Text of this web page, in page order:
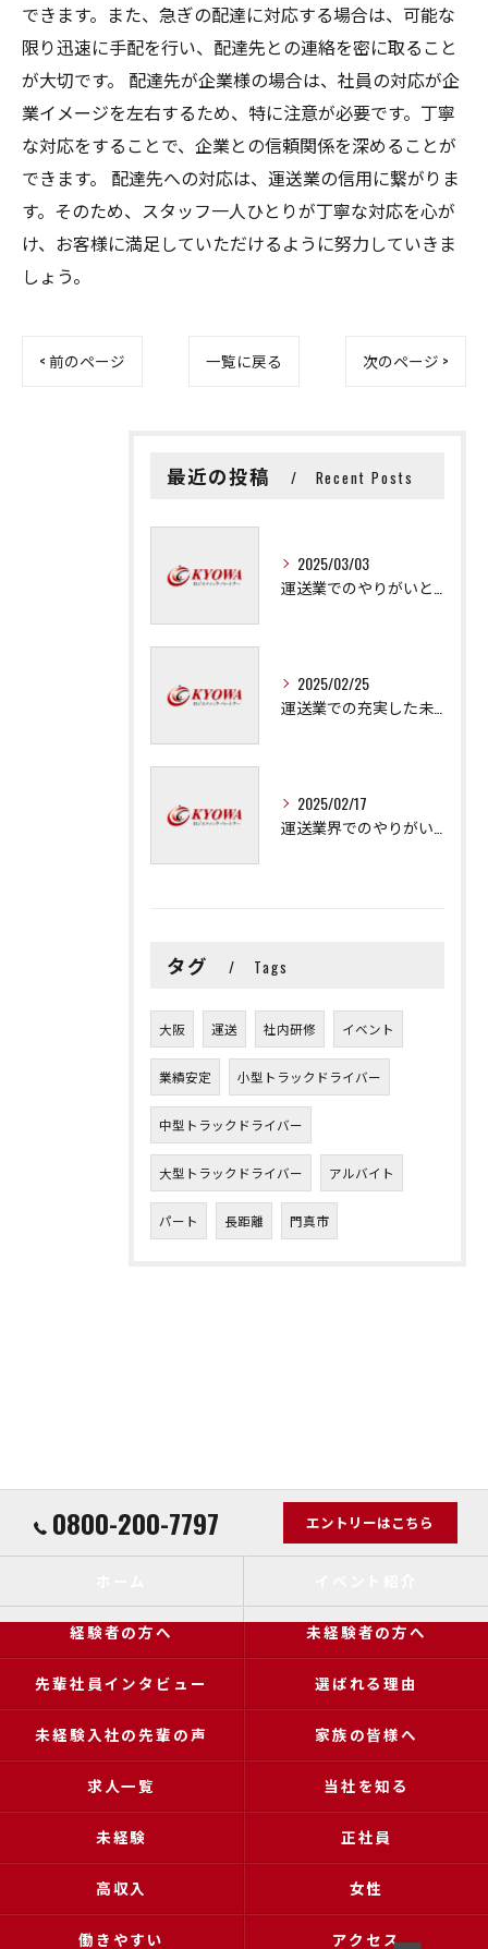
できます。また、急ぎの配達に対応する場合は、可能な
限り迅速に手配を行い、配達先との連絡を密に取ること
が大切です。 配達先が企業様の場合は、社員の対応が企
業イメージを左右するため、特に注意が必要です。丁寧
な対応をすることで、企業との信頼関係を深めることが
できます。 配達先への対応は、運送業の信用に繋がりま
す。そのため、スタッフ一人ひとりが丁寧な対応を心が
け、お客様に満足していただけるように努力していきま
しょう。
< 前のページ 一覧に戻る 次のページ >
最近の投稿 Recent Posts
2025/03/03
2025/02/25
2025/02/17
タグ Tags
大阪 運送 社内研修 イベント
業績安定 小型トラックドライバー
中型トラックドライバー
大型トラックドライバー アルバイト
パート 長距離 門真市
0800-200-7797 エントリーはこちら
経験者の方へ 未経験者の方へ
先輩社員インタビュー 選ばれる理由
未経験入社の先輩の声 家族の皆様へ
求人一覧 当社を知る
未経験 正社員
高収入 女性
働きやすい アクセス